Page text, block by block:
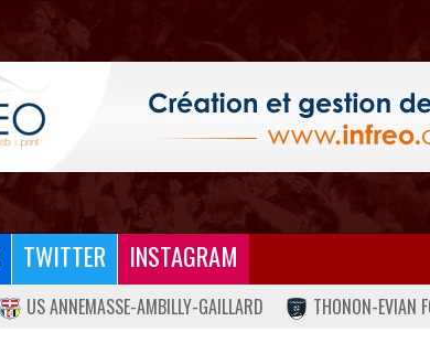
TWITTER INSTAGRAM
US ANNEMASSE-AMBILLY-GAILLARD THONON-EVIAN